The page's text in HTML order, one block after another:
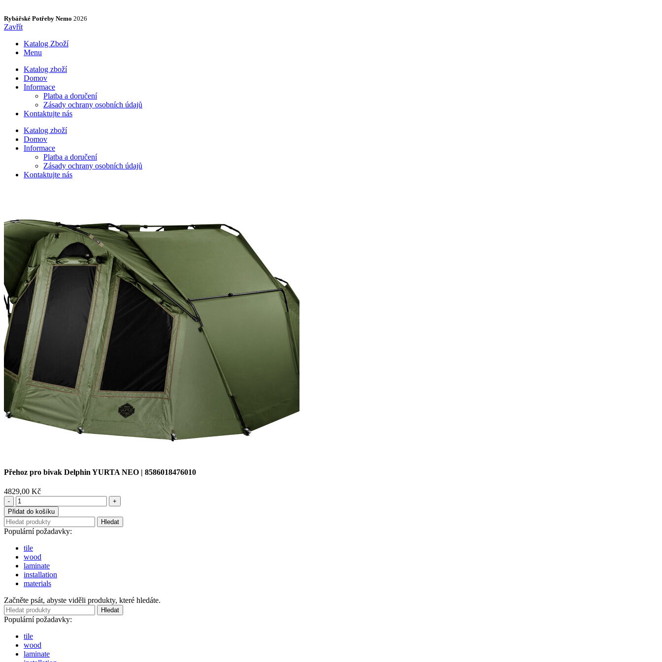
Rybářské Potřeby Nemo 2026
Zavřít
Katalog Zboží
Menu
Katalog zboží
Domov
Informace
Platba a doručení
Zásady ochrany osobních údajů
Kontaktujte nás
Katalog zboží
Domov
Informace
Platba a doručení
Zásady ochrany osobních údajů
Kontaktujte nás
Přehoz pro bivak Delphin YURTA NEO | 8586018476010
4829,00 Kč
Přehoz
pro
bivak
Delphin
YURTA
NEO
8586018476010
množství
Přidat do košíku
Hledat
Populární požadavky:
tile
wood
laminate
installation
materials
Začněte psát, abyste viděli produkty, které hledáte.
Hledat
Populární požadavky:
tile
wood
laminate